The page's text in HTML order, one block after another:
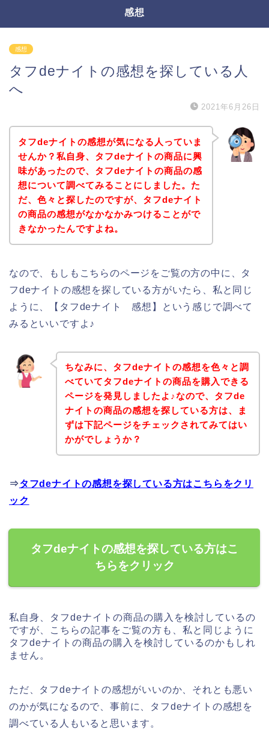
感想
感想
タフdeナイトの感想を探している人
へ
2021年6月26日
タフdeナイトの感想が気になる人っていま
せんか？私自身、タフdeナイトの商品に興
味があったので、タフdeナイトの商品の感
想について調べてみることにしました。た
だ、色々と探したのですが、タフdeナイト
の商品の感想がなかなかみつけることがで
きなかったんですよね。
なので、もしもこちらのページをご覧の方の中に、タ
フdeナイトの感想を探している方がいたら、私と同じ
ように、【タフdeナイト 感想】という感じで調べて
みるといいですよ♪
ちなみに、タフdeナイトの感想を色々と調
べていてタフdeナイトの商品を購入できる
ページを発見しましたよ♪なので、タフde
ナイトの商品の感想を探している方は、ま
ずは下記ページをチェックされてみてはい
かがでしょうか？
⇒タフdeナイトの感想を探している方はこちらをクリ
ック
タフdeナイトの感想を探している方はこ
ちらをクリック
私自身、タフdeナイトの商品の購入を検討しているの
ですが、こちらの記事をご覧の方も、私と同じように
タフdeナイトの商品の購入を検討しているのかもしれ
ません。
ただ、タフdeナイトの感想がいいのか、それとも悪い
のかが気になるので、事前に、タフdeナイトの感想を
調べている人もいると思います。